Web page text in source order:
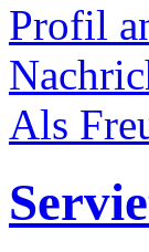
Profil
Als